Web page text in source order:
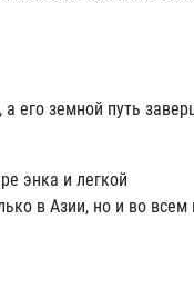
, а его земной путь
энка и легкой
в Азии, но и во всем